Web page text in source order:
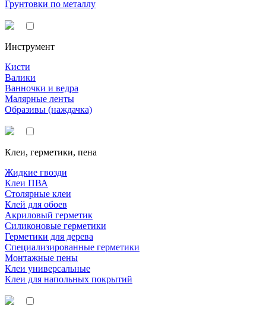
Грунтовки по металлу
Инструмент
Кисти
Валики
Ванночки и ведра
Малярные ленты
Образивы (наждачка)
Клеи, герметики, пена
Жидкие гвозди
Клеи ПВА
Столярные клеи
Клей для обоев
Акриловый герметик
Силиконовые герметики
Герметики для дерева
Специализированные герметики
Монтажные пены
Клеи универсальные
Клеи для напольных покрытий